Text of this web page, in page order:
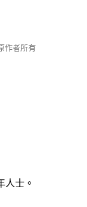
作者所有
人士。